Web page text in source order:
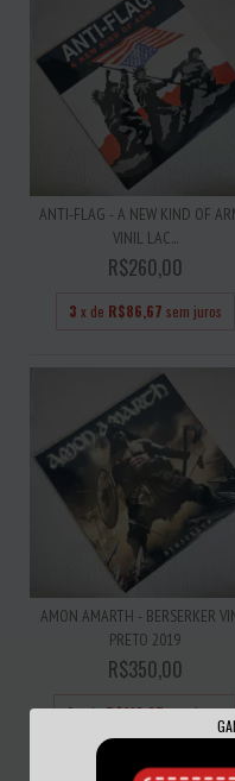
ANTI-FLAG - A NEW KIND OF
VINIL LAC...
R$260,00
3 x de R$86,67 sem juros
AMON AMARTH - BERSERKER
PRETO 2019
R$350,00
3x deR$116,67sem juros